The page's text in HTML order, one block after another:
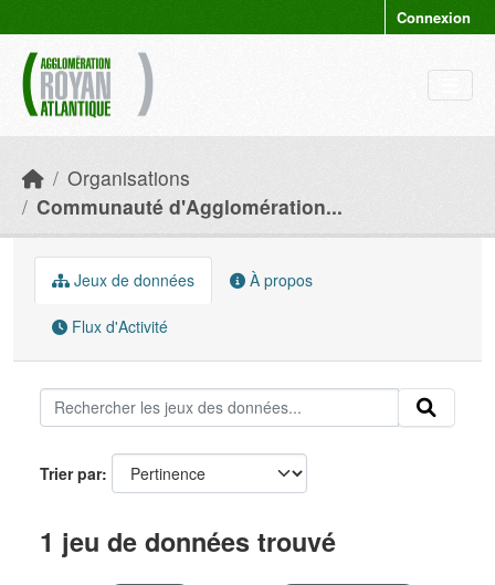
Connexion
Organisations
Communauté d'Agglomération...
Jeux de données À propos
Flux d'Activité
Trier par
1 jeu de données trouvé